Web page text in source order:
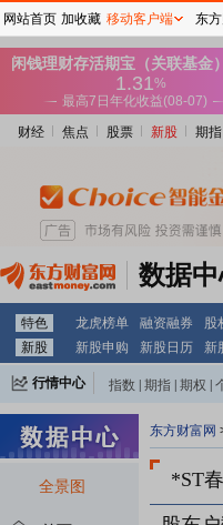
财经 焦点 股票 新股 期指
数据
特色 龙虎榜单 融资融券 股
新股
新股申购 新股日历 新
行情中心 指数 期指 期权
全景图
东方财富网
*ST
网站首页 加收藏 移动客户端 东